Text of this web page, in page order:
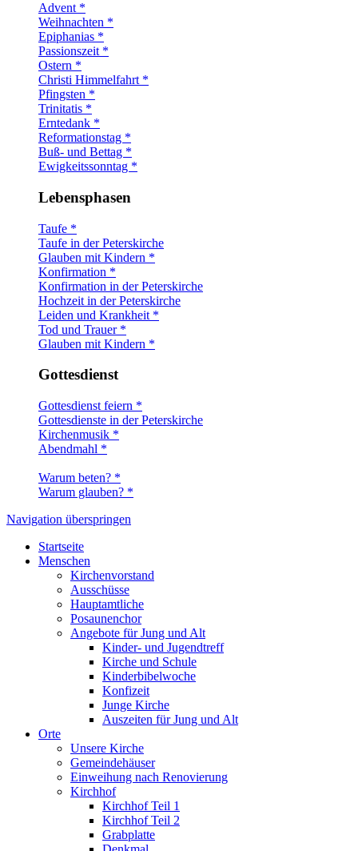
Advent *
Weihnachten *
Epiphanias *
Passionszeit *
Ostern *
Christi Himmelfahrt *
Pfingsten *
Trinitatis *
Erntedank *
Reformationstag *
Buß- und Bettag *
Ewigkeitssonntag *
Lebensphasen
Taufe *
Taufe in der Peterskirche
Glauben mit Kindern *
Konfirmation *
Konfirmation in der Peterskirche
Hochzeit in der Peterskirche
Leiden und Krankheit *
Tod und Trauer *
Glauben mit Kindern *
Gottesdienst
Gottesdienst feiern *
Gottesdienste in der Peterskirche
Kirchenmusik *
Abendmahl *
Warum beten? *
Warum glauben? *
Navigation überspringen
Startseite
Menschen
Kirchenvorstand
Ausschüsse
Hauptamtliche
Posaunenchor
Angebote für Jung und Alt
Kinder- und Jugendtreff
Kirche und Schule
Kinderbibelwoche
Konfizeit
Junge Kirche
Auszeiten für Jung und Alt
Orte
Unsere Kirche
Gemeindehäuser
Einweihung nach Renovierung
Kirchhof
Kirchhof Teil 1
Kirchhof Teil 2
Grabplatte